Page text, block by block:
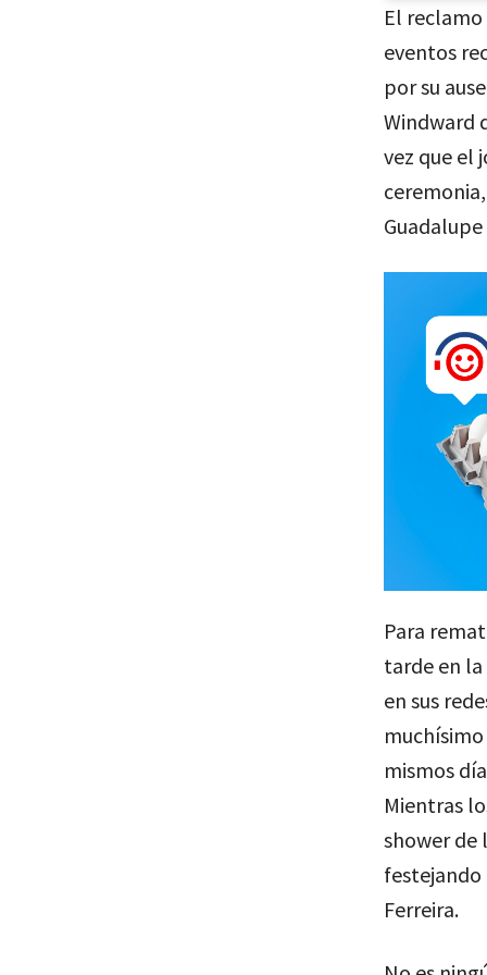
El
eventos
por su
Windward
vez que el
Para
tarde en
en sus
mismos
Mientras
shower de
festejando
Ferreira.